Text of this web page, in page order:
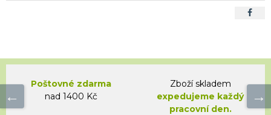
Poštovné zdarma
nad 1400 Kč
Zboží skladem
expedujeme každý
pracovní den.